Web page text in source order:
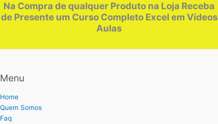
Na Compra de qualquer Produto na Loja Receba
de Presente um Curso Completo Excel em Vídeos
Aulas
Menu
Home
Quem Somos
Faq